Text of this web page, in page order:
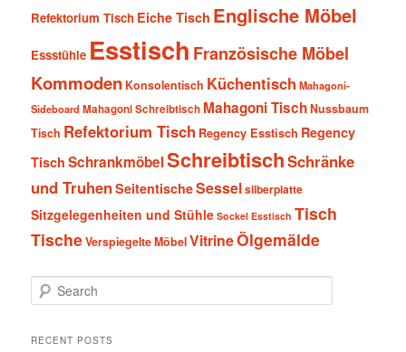
Refektorium Tisch Eiche Tisch Englische Möbel
Essstühle Esstisch Französische Möbel
Kommoden Konsolentisch Küchentisch Mahagoni-
SideboardMahagoni Schreibtisch Mahagoni TischNussbaum
Tisch Refektorium Tisch Regency Esstisch Regency
Tisch SchrankmöbelSchreibtischSchränke
und TruhenSeitentischeSesselsilberplatte
Sitzgelegenheiten und Stühle Sockel Esstisch Tisch
TischeVerspiegelte MöbelVitrineÖlgemälde
e
rRECENT POSTS